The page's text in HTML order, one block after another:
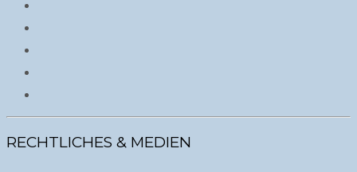
RECHTLICHES & MEDIEN